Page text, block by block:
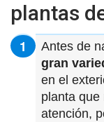
plantas
Antes de
gran
en el
planta que
atención,